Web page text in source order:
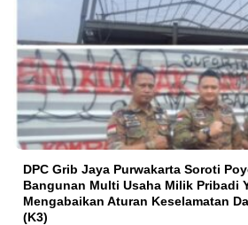
DPC Grib Jaya Purwakarta Soroti
Bangunan Multi Usaha Milik Pribadi
Mengabaikan Aturan Keselamatan
(K3)